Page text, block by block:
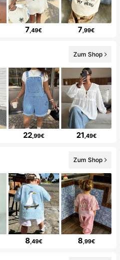
7,49€ 7,99€
Zum Shop
22,99€ 21,49€
Zum Shop
8,49€ 8,99€